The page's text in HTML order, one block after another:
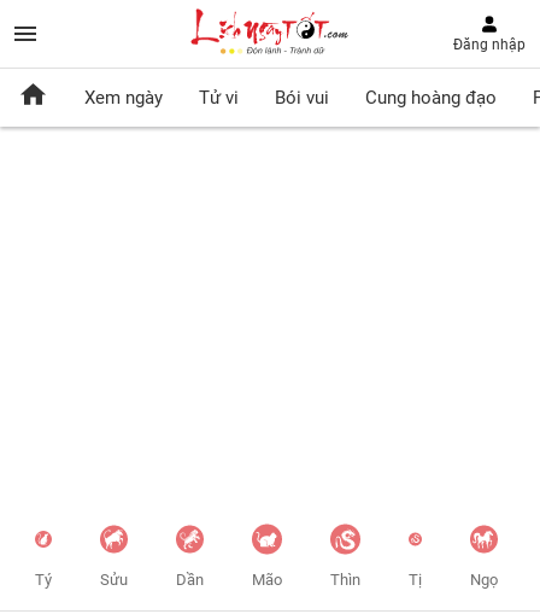
Đăng nhập
Xem ngày Tử vi Bói vui Cung hoàng đạo
Tý Sửu Dần Mão Thìn Tị Ngọ